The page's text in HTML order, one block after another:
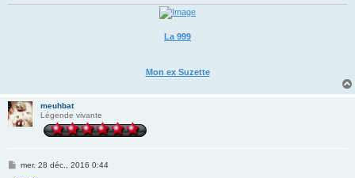
La 999
Mon ex Suzette
meuhbat
Légende vivante
Mmer. 28 déc., 2016 0:44